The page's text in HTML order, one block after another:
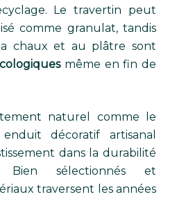
Le travertin peut
comme granulat, tandis
chaux et au plâtre sont
même en fin de
naturel comme le
décoratif artisanal
dans la durabilité
Bien sélectionnés et
traversent les années